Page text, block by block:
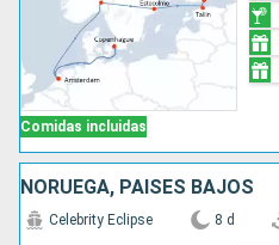
Comidas incluidas
NORUEGA, PAISES BAJOS
Celebrity Eclipse 8 d